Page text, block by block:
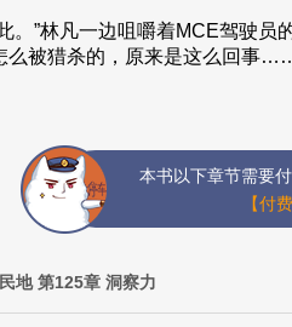
”林凡一边咀嚼着MCE驾驶员
么被猎杀的，原来是这么回事
本书以下章节需要
【付
地 第125章 洞察力